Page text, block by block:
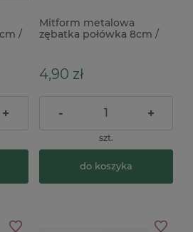
/
+
Mitform metalowa
zębatka połówka 8cm /
4,90 zł
- +
szt.
do koszyka